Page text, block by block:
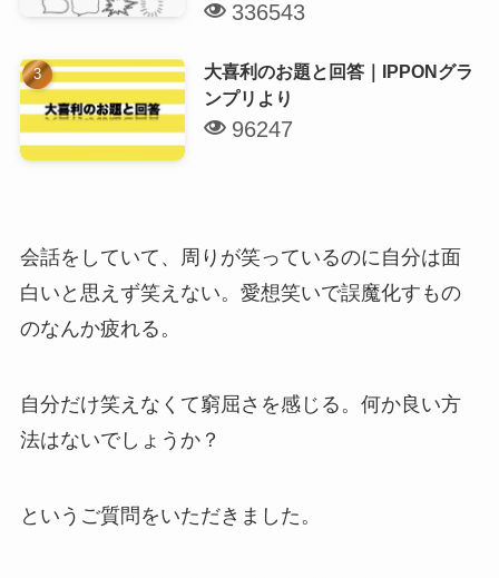
336543
大喜利のお題と回答｜IPPONグラ
ンプリより
96247
会話をしていて、周りが笑っているのに自分は面
白いと思えず笑えない。愛想笑いで誤魔化すもの
のなんか疲れる。
自分だけ笑えなくて窮屈さを感じる。何か良い方
法はないでしょうか？
というご質問をいただきました。